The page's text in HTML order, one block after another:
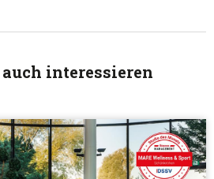
Alle ablehnen
interessieren